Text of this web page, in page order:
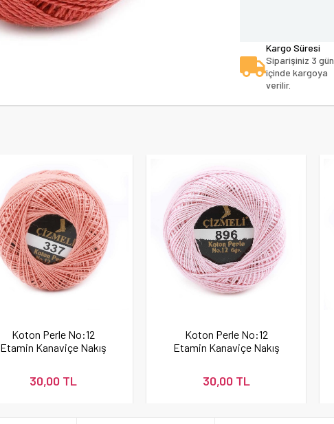
Kargo Süresi
Siparişiniz 3 gün
içinde kargoya
verilir.
Koton Perle No:12
Etamin Kanaviçe Nakış
30,00 TL
Koton Perle No:12
Etamin Kanaviçe Nakış
30,00 TL